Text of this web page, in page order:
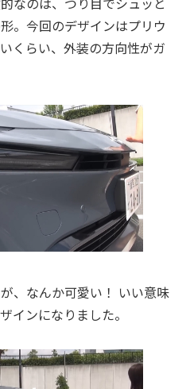
。今回のデザインはプリウ
くらい、外装の方向性がガ
、なんか可愛い！ いい意味
インになりました。